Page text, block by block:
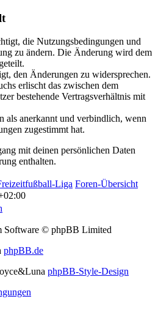
die Nutzungsbedingungen und
zu ändern. Die Änderung wird dem
den Änderungen zu widersprechen.
erlischt das zwischen dem
bestehende Vertragsverhältnis mit
als anerkannt und verbindlich, wenn
zugestimmt hat.
mit deinen persönlichen Daten
enthalten.
Liga Foren-Übersicht
Software © phpBB Limited
phpBB.de
phpBB-Style-Design